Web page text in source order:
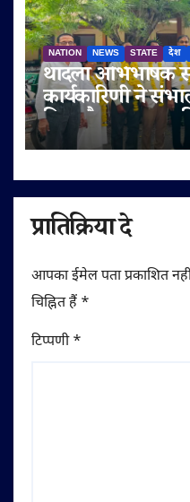
NATION NEWS STATE देश
थांदला अभिभाषक
कार्यकारिणी ने
हित और पक्षकार
प्रातिक्रिया दे
आपका ईमेल पता प्रकाशित
चिह्नित हैं *
टिप्पणी*